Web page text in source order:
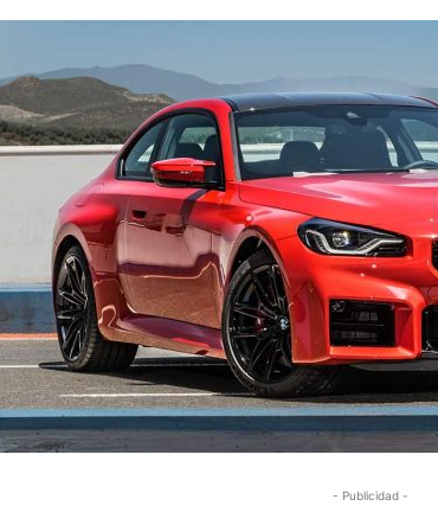
- Publicidad -